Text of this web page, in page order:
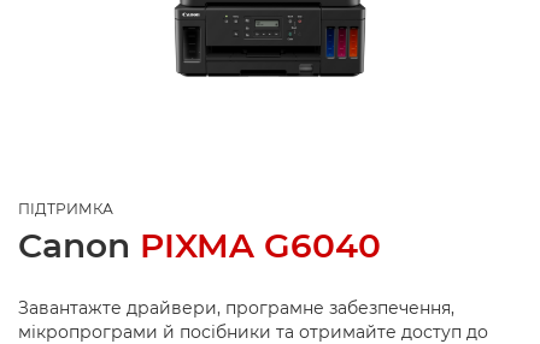
ПІДТРИМКА
Canon PIXMA G6040
Завантажте драйвери, програмне забезпечення,
мікропрограми й посібники та отримайте доступ до